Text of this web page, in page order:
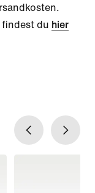
findest du hier